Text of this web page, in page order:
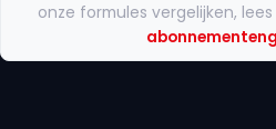
onze formules vergelijken,